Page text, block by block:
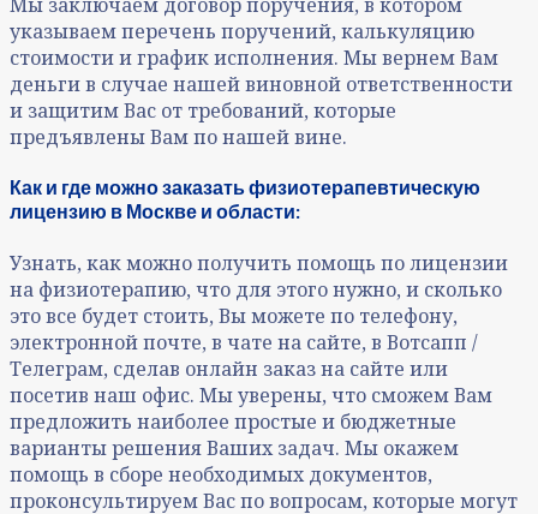
указываем перечень поручений, калькуляцию
стоимости и график исполнения. Мы вернем Вам
деньги в случае нашей виновной ответственности
и защитим Вас от требований, которые
предъявлены Вам по нашей вине.
Как и где можно заказать физиотерапевтическую
лицензию в Москве и области:
Узнать, как можно получить помощь по лицензии
на физиотерапию, что для этого нужно, и сколько
это все будет стоить, Вы можете по телефону,
электронной почте, в чате на сайте, в Вотсапп /
Телеграм, сделав онлайн заказ на сайте или
посетив наш офис. Мы уверены, что сможем Вам
предложить наиболее простые и бюджетные
варианты решения Ваших задач. Мы окажем
помощь в сборе необходимых документов,
проконсультируем Вас по вопросам, которые могут